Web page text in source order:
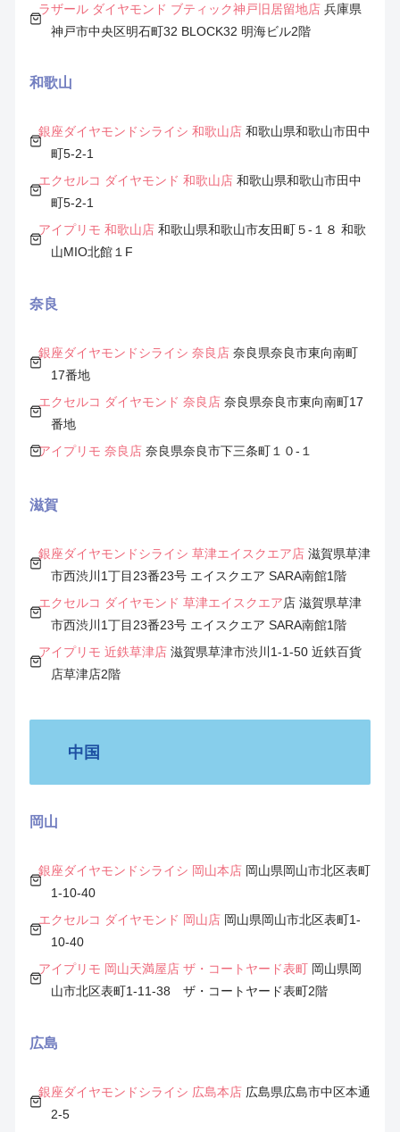
ラザール ダイヤモンド ブティック神戸旧居留地店 兵庫県
神戸市中央区明石町32 BLOCK32 明海ビル2階
和歌山
銀座ダイヤモンドシライシ 和歌山店 和歌山県和歌山市田中
町5-2-1
エクセルコ ダイヤモンド 和歌山店 和歌山県和歌山市田中
町5-2-1
アイプリモ 和歌山店 和歌山県和歌山市友田町５-１８ 和歌
山MIO北館１F
奈良
銀座ダイヤモンドシライシ 奈良店 奈良県奈良市東向南町
17番地
エクセルコ ダイヤモンド 奈良店 奈良県奈良市東向南町17
番地
アイプリモ 奈良店 奈良県奈良市下三条町１０-１
滋賀
銀座ダイヤモンドシライシ 草津エイスクエア店 滋賀県草津
市西渋川1丁目23番23号 エイスクエア SARA南館1階
エクセルコ ダイヤモンド 草津エイスクエア店 滋賀県草津
市西渋川1丁目23番23号 エイスクエア SARA南館1階
アイプリモ 近鉄草津店 滋賀県草津市渋川1-1-50 近鉄百貨
店草津店2階
中国
岡山
銀座ダイヤモンドシライシ 岡山本店 岡山県岡山市北区表町
1-10-40
エクセルコ ダイヤモンド 岡山店 岡山県岡山市北区表町1-
10-40
アイプリモ 岡山天満屋店 ザ・コートヤード表町 岡山県岡
山市北区表町1-11-38 ザ・コートヤード表町2階
広島
銀座ダイヤモンドシライシ 広島本店 広島県広島市中区本通
2-5